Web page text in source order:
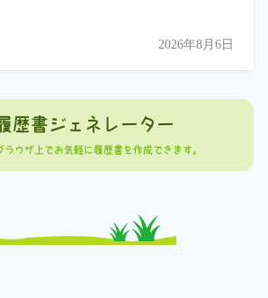
2026年8月6日
歴書ジェネレーター
ラウザ上でお気軽に履歴書を作成できます。